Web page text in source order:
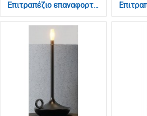
Επιτραπέζιο επαναφορτιζόμενο φωτιστικό 3CCT σε μαύρη απόχρωση (3038-Black)